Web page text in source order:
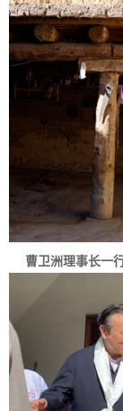
曹卫洲理事长一